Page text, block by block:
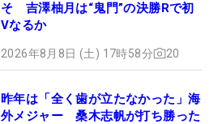
そ 吉澤柚月は“鬼門”の決勝Rで初
Vなるか
2026年8月8日 (土) 17時58分 20
昨年は「全く歯が立たなかった」海
外メジャー 桑木志帆が打ち勝った